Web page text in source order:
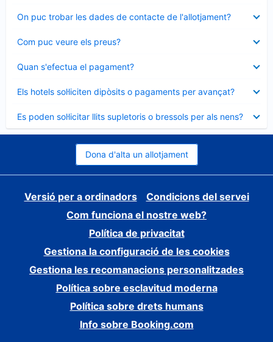
On puc trobar les dades de contacte de l'allotjament?
tancat
Com puc veure els preus?
tancat
Quan s'efectua el pagament?
tancat
Els hotels sol·liciten dipòsits o pagaments per avançat?
tancat
Es poden sol·licitar llits supletoris o bressols per als nens?
tancat
Dona d'alta un allotjament
Versió per a ordinadors
Condicions del servei
Com funciona el nostre web?
Política de privacitat
Gestiona la configuració de les cookies
Gestiona les recomanacions personalitzades
Política sobre esclavitud moderna
Política sobre drets humans
Info sobre Booking.com